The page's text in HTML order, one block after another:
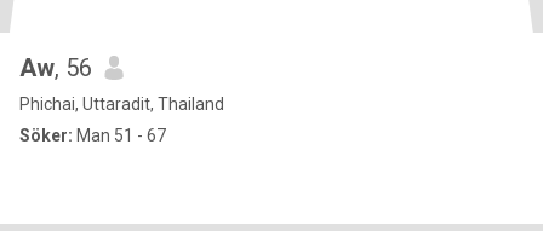
Aw, 56
Phichai, Uttaradit, Thailand
Söker: Man 51 - 67